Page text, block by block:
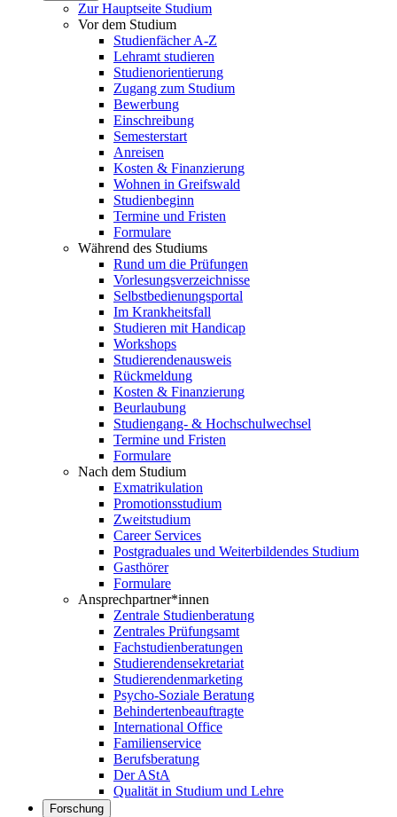
Zur Hauptseite Studium
Vor dem Studium
Studienfächer A-Z
Lehramt studieren
Studienorientierung
Zugang zum Studium
Bewerbung
Einschreibung
Semesterstart
Anreisen
Kosten & Finanzierung
Wohnen in Greifswald
Studienbeginn
Termine und Fristen
Formulare
Während des Studiums
Rund um die Prüfungen
Vorlesungsverzeichnisse
Selbstbedienungsportal
Im Krankheitsfall
Studieren mit Handicap
Workshops
Studierendenausweis
Rückmeldung
Kosten & Finanzierung
Beurlaubung
Studiengang- & Hochschulwechsel
Termine und Fristen
Formulare
Nach dem Studium
Exmatrikulation
Promotionsstudium
Zweitstudium
Career Services
Postgraduales und Weiterbildendes Studium
Gasthörer
Formulare
Ansprechpartner*innen
Zentrale Studienberatung
Zentrales Prüfungsamt
Fachstudienberatungen
Studierendensekretariat
Studierendenmarketing
Psycho-Soziale Beratung
Behindertenbeauftragte
International Office
Familienservice
Berufsberatung
Der AStA
Qualität in Studium und Lehre
Forschung